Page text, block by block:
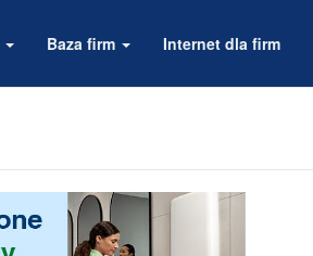
Baza firm Internet dla firm